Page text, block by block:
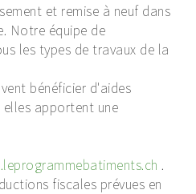
et remise à neuf dans
Notre équipe de
les types de travaux de la
bénéficier d'aides
apportent une
.
fiscales prévues en